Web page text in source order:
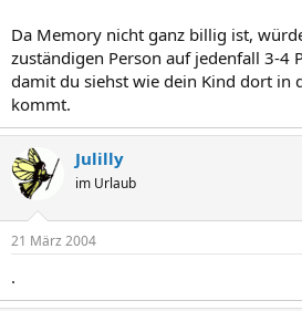
Da Memory nicht ganz billig ist,
zuständigen Person auf jedenfall 3-4
damit du siehst wie dein Kind dort in
kommt.
Julilly
im Urlaub
21 März 2004
.